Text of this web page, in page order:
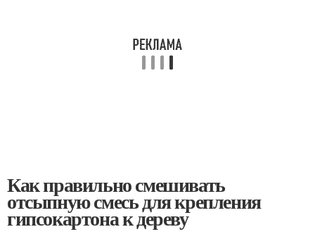
Как правильно смешивать
отсыпную смесь для крепления
гипсокартона к дереву